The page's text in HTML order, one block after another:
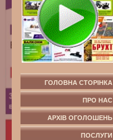
ГОЛОВНА СТОРІНКА
ПРО НАС
АРХІВ ОГОЛОШЕНЬ
ПОСЛУГИ